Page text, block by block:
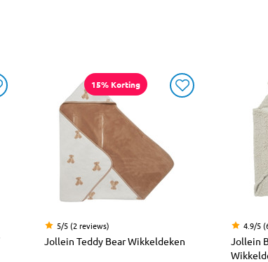
15% Korting
5/5 (2 reviews)
Jollein Teddy Bear Wikkeldeken
4.9/5
Jollein